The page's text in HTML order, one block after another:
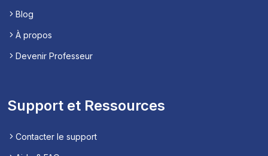
Blog
À propos
Devenir Professeur
Support et Ressources
Contacter le support